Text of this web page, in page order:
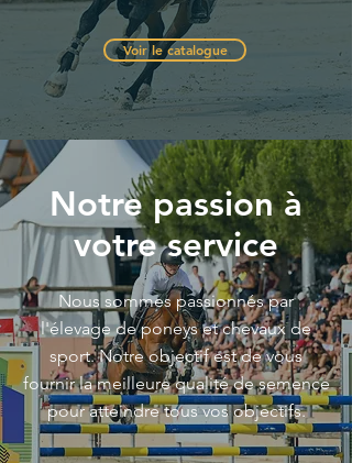
Voir le catalogue
Notre passion à
votre service
Nous sommes passionnés par
l'élevage de poneys et chevaux de
sport. Notre objectif est de vous
fournir la meilleure qualité de semence
pour atteindre tous vos objectifs.